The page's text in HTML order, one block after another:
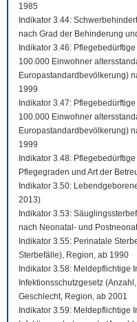
1985
Indikator 3.44:
nach Grad der Behinderung
Indikator 3.46:
100.000 Einwohner
Europastandardbevölkerung)
1999
Indikator 3.47:
100.000 Einwohner
Europastandardbevölkerung)
1999
Indikator 3.48:
Pflegegraden und Art der
Indikator 3.50:
2013)
Indikator 3.53:
nach Neonatal- und
Indikator 3.55: Perinatale
Sterbefälle), Region, ab 1990
Indikator 3.58: Meldepflichtige
Infektionsschutzgesetz
Geschlecht, Region, ab 2001
Indikator 3.59: Meldepflichtige